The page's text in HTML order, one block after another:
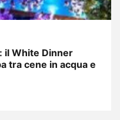
il White Dinner
tra cene in acqua e